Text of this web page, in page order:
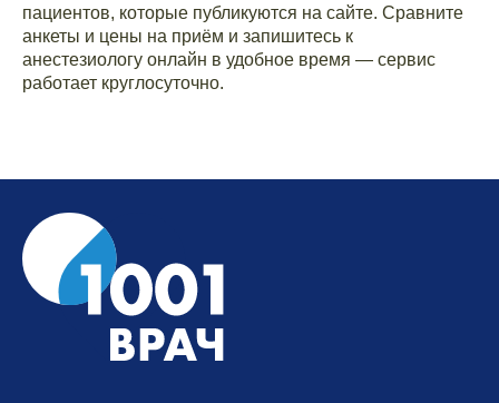
пациентов, которые публикуются на сайте. Сравните
анкеты и цены на приём и запишитесь к
анестезиологу онлайн в удобное время — сервис
работает круглосуточно.